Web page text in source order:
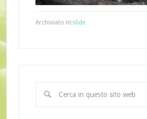
Archiviato in:slide